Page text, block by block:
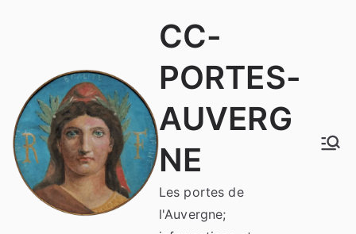
CC-
PORTES-
AUVERG
NE
Les portes de
l'Auvergne;